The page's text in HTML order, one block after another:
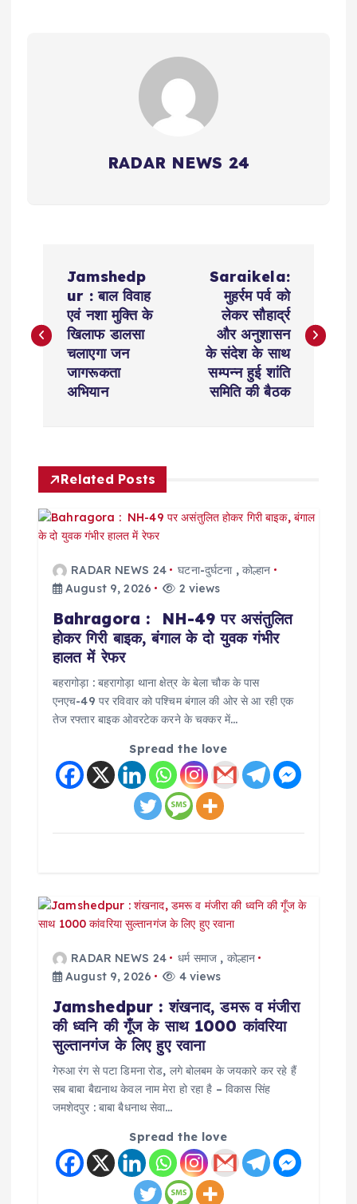
RADAR NEWS 24
s
a
v
Jamshedp
ur : बाल विवाह
एवं नशा मुक्ति के
खिलाफ डालसा
चलाएगा जन
जागरूकता
अभियान
Saraikela:
मुहर्रम पर्व को
लेकर सौहार्द्र
और अनुशासन
के संदेश के साथ
सम्पन्न हुई शांति
समिति की बैठक
Related Posts
RADAR NEWS 24 घटना-दुर्घटना, कोल्हान
August 9, 2026
2 views
Bahragora : NH-49 पर असंतुलित
होकर गिरी बाइक, बंगाल के दो युवक गंभीर
हालत में रेफर
बहरागोड़ा : बहरागोड़ा थाना क्षेत्र के बेला चौक के पास
एनएच-49 पर रविवार को पश्चिम बंगाल की ओर से आ रही एक
तेज रफ्तार बाइक ओवरटेक करने के चक्कर में…
Spread the love
RADAR NEWS 24 धर्म समाज , कोल्हान
August 9, 2026
4 views
Jamshedpur : शंखनाद, डमरू व मंजीरा
की ध्वनि की गूँज के साथ 1000 कांवरिया
सुल्तानगंज के लिए हुए रवाना
गेरुआ रंग से पटा डिमना रोड, लगे बोलबम के जयकारे कर रहे हैं
सब बाबा बैद्यनाथ केवल नाम मेरा हो रहा है – विकास सिंह
जमशेदपुर : बाबा बैधनाथ सेवा…
Spread the love